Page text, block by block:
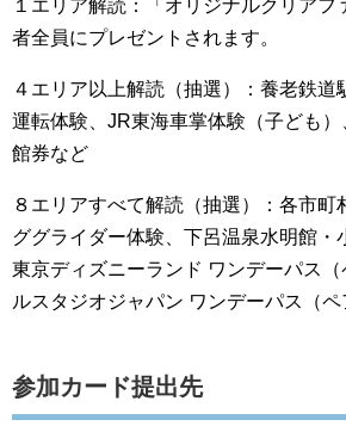
１エリア解読：「オリジナルクリアフ
者全員にプレゼントされます。
４エリア以上解読（抽選）：養老鉄道
運転体験、JR東海車掌体験（子ども）
館券など
８エリアすべて解読（抽選）：各市町
ググライダー体験、下呂温泉水明館・
東京ディズニーランド ワンデーパス
ルスタジオジャパン ワンデーパス（
参加カード提出先